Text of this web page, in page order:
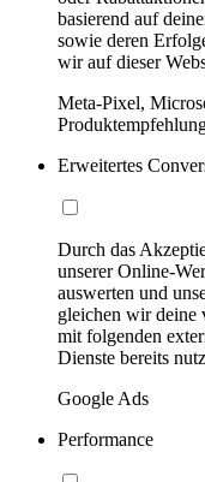
basierend auf
sowie deren
wir auf dieser
Meta-Pixel,
Erweitertes
Durch das
unserer Online-
auswerten und
gleichen wir deine
mit folgenden
Dienste bereits
Google Ads
Performance